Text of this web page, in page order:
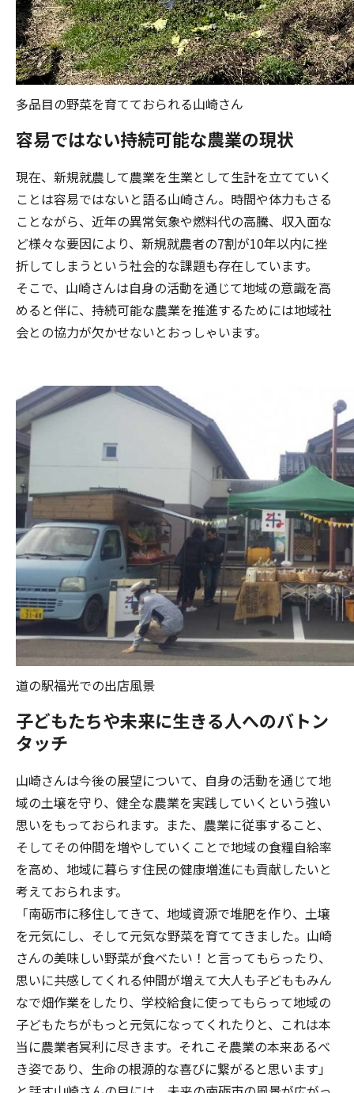
多品目の野菜を育てておられる山崎さん
容易ではない持続可能な農業の現状
現在、新規就農して農業を生業として生計を立てていく
ことは容易ではないと語る山崎さん。時間や体力もさる
ことながら、近年の異常気象や燃料代の高騰、収入面な
ど様々な要因により、新規就農者の7割が10年以内に挫
折してしまうという社会的な課題も存在しています。
そこで、山崎さんは自身の活動を通じて地域の意識を高
めると伴に、持続可能な農業を推進するためには地域社
会との協力が欠かせないとおっしゃいます。
道の駅福光での出店風景
子どもたちや未来に生きる人へのバトン
タッチ
山崎さんは今後の展望について、自身の活動を通じて地
域の土壌を守り、健全な農業を実践していくという強い
思いをもっておられます。また、農業に従事すること、
そしてその仲間を増やしていくことで地域の食糧自給率
を高め、地域に暮らす住民の健康増進にも貢献したいと
考えておられます。
「南砺市に移住してきて、地域資源で堆肥を作り、土壌
を元気にし、そして元気な野菜を育ててきました。山崎
さんの美味しい野菜が食べたい！と言ってもらったり、
思いに共感してくれる仲間が増えて大人も子どももみん
なで畑作業をしたり、学校給食に使ってもらって地域の
子どもたちがもっと元気になってくれたりと、これは本
当に農業者冥利に尽きます。それこそ農業の本来あるべ
き姿であり、生命の根源的な喜びに繋がると思います」